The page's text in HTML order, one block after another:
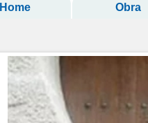
Home Obra